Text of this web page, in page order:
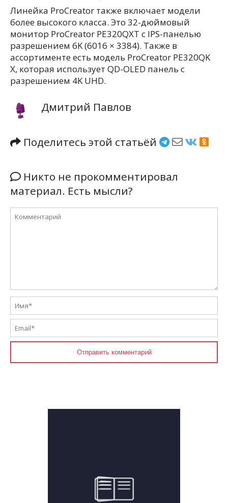
Линейка ProCreator также включает модели
более высокого класса. Это 32-дюймовый
монитор ProCreator PE320QXT с IPS-панелью
разрешением 6K (6016 × 3384). Также в
ассортименте есть модель ProCreator PE320QK
X, которая использует QD-OLED панель с
разрешением 4K UHD.
Дмитрий Павлов
Поделитесь этой статьёй
Никто не прокомментировал
материал. Есть мысли?